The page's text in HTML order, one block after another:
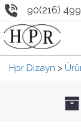
90(216)
Hpr Dizayn >